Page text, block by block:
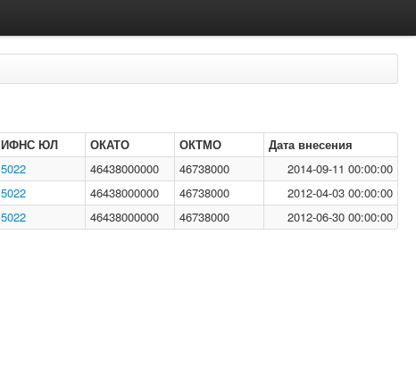
ИФНС ЮЛ ОКАТО ОКТМО
Дата внесения
5022 46438000000 46738000
2014-09-11 00:00:00
5022 46438000000 46738000
2012-04-03 00:00:00
5022 46438000000 46738000 2012-06-30 00:00:00